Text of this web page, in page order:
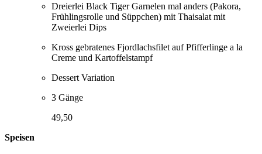
Dreierlei Black Tiger Garnelen mal anders (Pakora,
Frühlingsrolle und Süppchen) mit Thaisalat mit
Zweierlei Dips
Kross gebratenes Fjordlachsfilet auf Pfifferlinge a la
Creme und Kartoffelstampf
Dessert Variation
3 Gänge
49,50
Speisen